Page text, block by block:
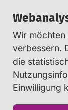
Wir
verbessern.
die
Einwilligung
Startseite